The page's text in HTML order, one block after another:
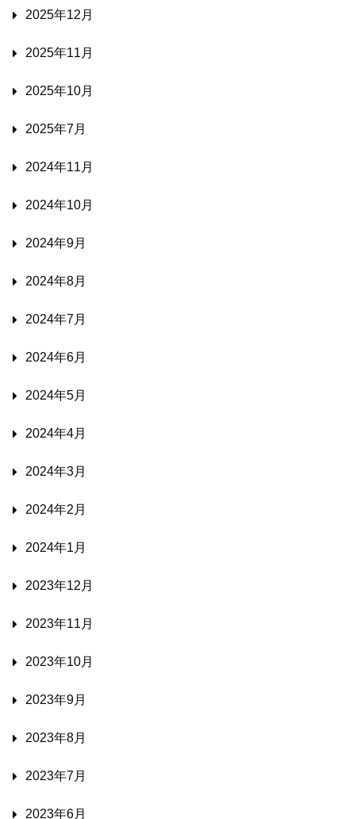
2025年12月
2025年11月
2025年10月
2025年7月
2024年11月
2024年10月
2024年9月
2024年8月
2024年7月
2024年6月
2024年5月
2024年4月
2024年3月
2024年2月
2024年1月
2023年12月
2023年11月
2023年10月
2023年9月
2023年8月
2023年7月
2023年6月